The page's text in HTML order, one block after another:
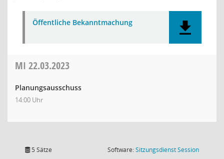
Öffentliche Bekanntmachung
MI 22.03.2023
Planungsausschuss
14:00 Uhr
5 Sätze Software:SitzungsdienstSession(Wird in